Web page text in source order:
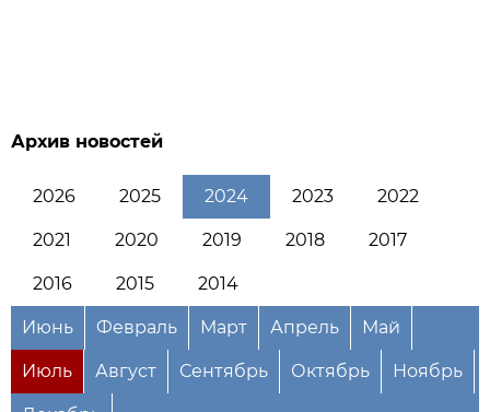
Архив новостей
2026 2025 2024 2023 2022
2021 2020 2019 2018 2017
2016 2015 2014
Июнь Февраль Март Апрель Май
Июль Август Сентябрь Октябрь Ноябрь